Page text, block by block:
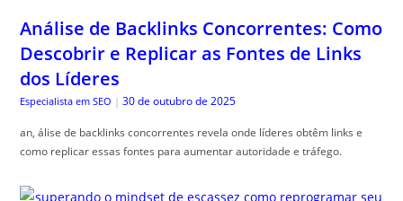
Análise de Backlinks Concorrentes: Como
Descobrir e Replicar as Fontes de Links
dos Líderes
Especialista em SEO | 30 de outubro de 2025
an, álise de backlinks concorrentes revela onde líderes obtêm links e
como replicar essas fontes para aumentar autoridade e tráfego.